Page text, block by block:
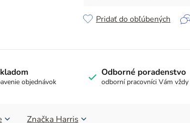
Pridať do obľúbených
objednávok
Odborné poradenstvo
odborní pracovníci Vám
Značka Harris